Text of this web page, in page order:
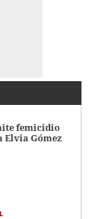
femicidio
Gómez